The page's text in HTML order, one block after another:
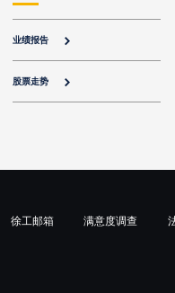
业绩报告 
股票走势 
徐工邮箱 满意度调查